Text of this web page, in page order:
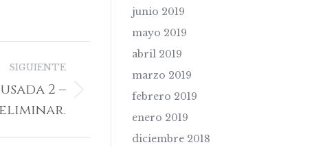
SIGUIENTE
2 –
junio 2019
mayo 2019
abril 2019
marzo 2019
febrero 2019
enero 2019
diciembre 2018